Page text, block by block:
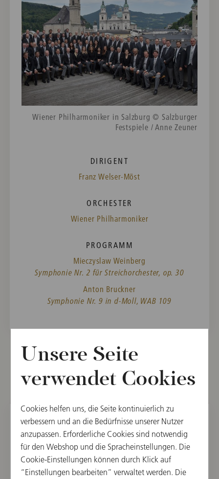
Wiener Philharmoniker in Salzburg © Salzburger
Festspiele / Anne Zeuner
DIRIGENT
Franz Welser-Möst
ORCHESTER
Wiener Philharmoniker
PROGRAMM
Mieczyslaw Weinberg
Symphonie Nr. 2 für Streichorchester, op. 30
Anton Bruckner
Symphonie Nr. 9 in d-Moll, WAB 109
Weitere Termine
DO, 28. AUGUST 2025
Konzert Welser-Möst
Salzburger Festspiele 2025
Unsere Seite
verwendet Cookies
Cookies helfen uns, die Seite kontinuierlich zu
verbessern und an die Bedürfnisse unserer Nutzer
anzupassen. Erforderliche Cookies sind notwendig
für den Webshop und die Spracheinstellungen. Die
Cookie-Einstellungen können durch Klick auf
“Einstellungen bearbeiten” verwaltet werden. Die